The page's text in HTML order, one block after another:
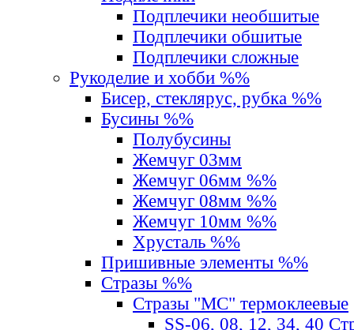
Подплечики необшитые
Подплечики обшитые
Подплечики сложные
Рукоделие и хобби %%
Бисер, стеклярус, рубка %%
Бусины %%
Полубусины
Жемчуг 03мм
Жемчуг 06мм %%
Жемчуг 08мм %%
Жемчуг 10мм %%
Хрусталь %%
Пришивные элементы %%
Стразы %%
Стразы "MС" термоклеевые
SS-06, 08, 12, 34, 40